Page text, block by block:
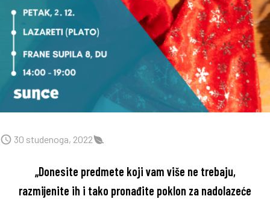
30 studenoga, 2022
„Donesite predmete koji vam više ne trebaju,
razmijenite ih i tako pronađite poklon za nadolazeće